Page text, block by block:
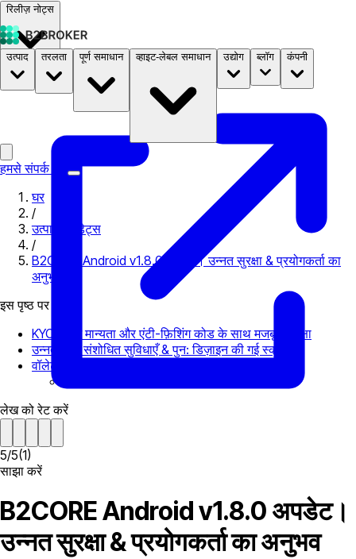
रिलीज़ नोट्स
दस्तावेज़ मूल्य निर्धारणB2STORE
उत्पाद तरलता पूर्ण समाधान व्हाइट-लेबल समाधान उद्योग ब्लॉग कंपनी
हमसे संपर्क करें
घर
/
उत्पाद अपडेट्स
/
B2CORE Android v1.8.0 अपडेट। उन्नत सुरक्षा & प्रयोगकर्ता का
अनुभव
इस पृष्ठ पर
KYC क्विज़ मान्यता और एंटी-फ़िशिंग कोड के साथ मजबूत सुरक्षा
उन्नत UX: संशोधित सुविधाएँ & पुन: डिज़ाइन की गई स्क्रीन
वॉलेट क्रैश फिक्स के साथ बेहतर एप्लिकेशन स्थिरता
लेख को रेट करें
5/5(1)
साझा करें
B2CORE Android v1.8.0 अपडेट।
उन्नत सुरक्षा & प्रयोगकर्ता का अनुभव